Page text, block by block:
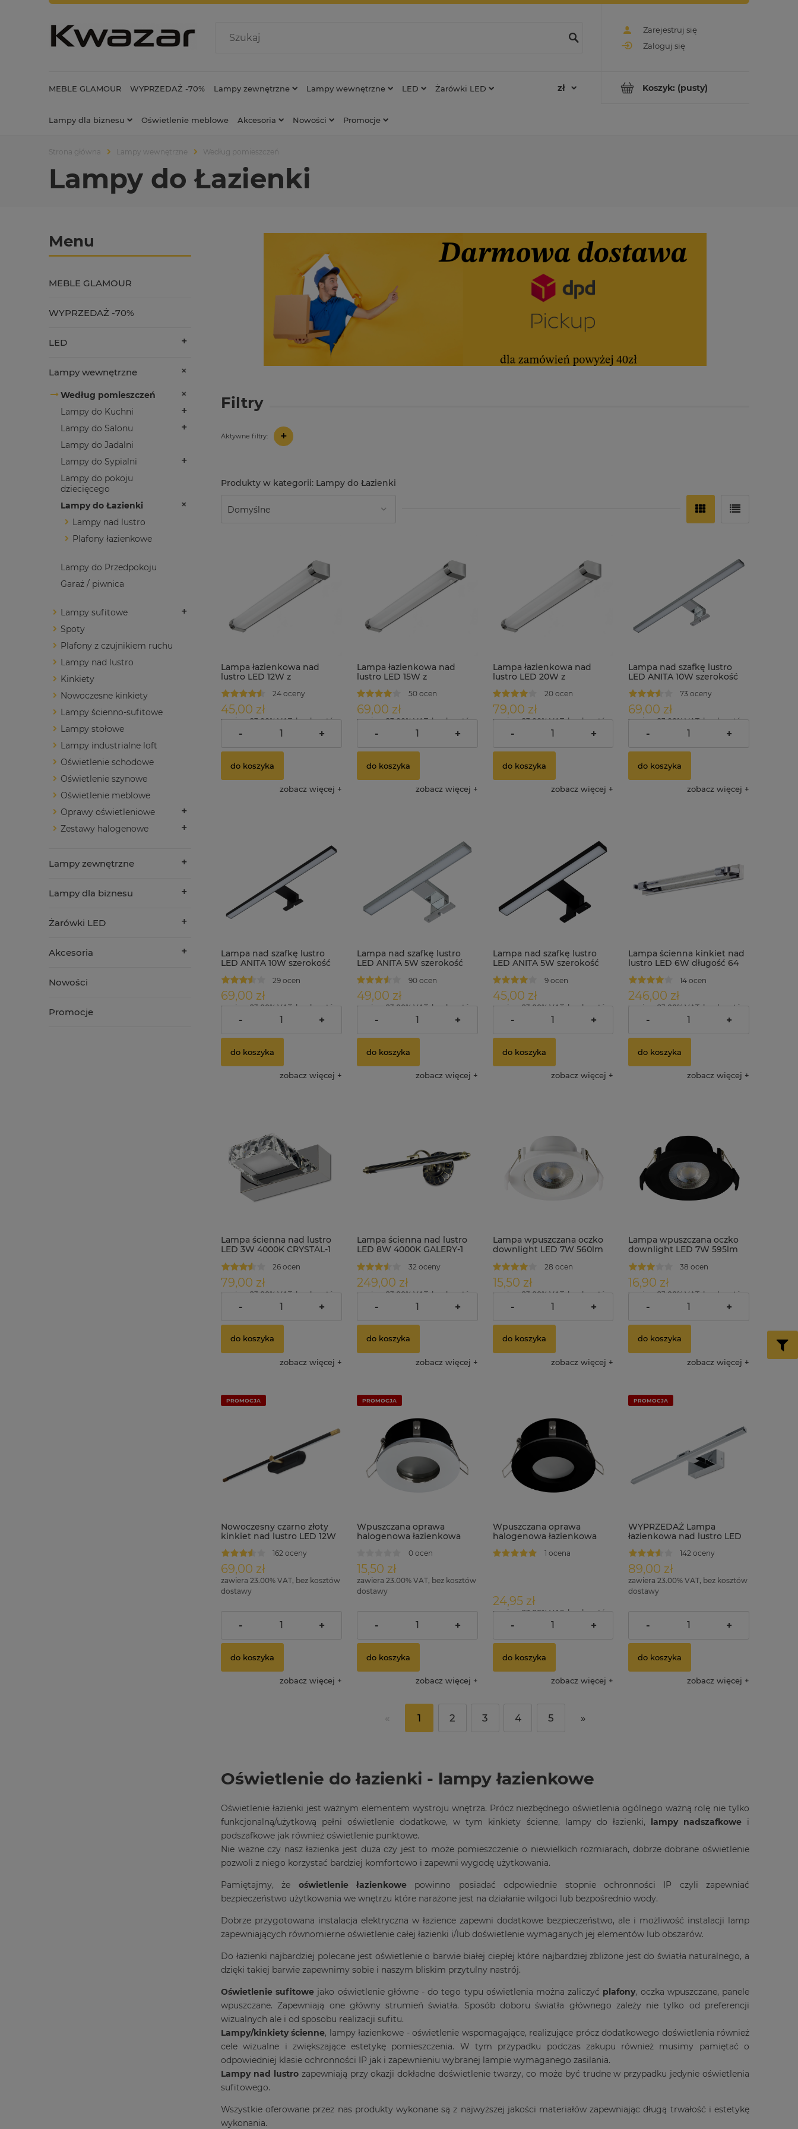
Zarejestruj się
Zaloguj się
Koszyk: (pusty)
MEBLE GLAMOUR WYPRZEDAŻ -70% Lampy zewnętrzne Lampy wewnętrzne LED Żarówki LED
Lampy dla biznesu Oświetlenie meblowe Akcesoria Nowości Promocje
Strona główna Lampy wewnętrzne Według pomieszczeń
Lampy do Łazienki
Menu
MEBLE GLAMOUR
WYPRZEDAŻ -70%
LED
Lampy wewnętrzne
Według pomieszczeń
Lampy do Kuchni
Lampy do Salonu
Lampy do Jadalni
Lampy do Sypialni
Lampy do pokoju
dziecięcego
Lampy do Łazienki
Lampy nad lustro
Plafony łazienkowe
Lampy do Przedpokoju
Garaż / piwnica
Lampy sufitowe
Spoty
Plafony z czujnikiem ruchu
Lampy nad lustro
Kinkiety
Nowoczesne kinkiety
Lampy ścienno-sufitowe
Lampy stołowe
Lampy industrialne loft
Oświetlenie schodowe
Oświetlenie szynowe
Oświetlenie meblowe
Oprawy oświetleniowe
Zestawy halogenowe
Lampy zewnętrzne
Lampy dla biznesu
Żarówki LED
Akcesoria
Nowości
Promocje
Filtry
Aktywne filtry: +
Lampy do Łazienki
Lampa łazienkowa nad
lustro LED 12W z
ULKE
24 oceny
45,00 zł
zawiera 23.00% VAT, bez kosztów
dostawy
- +
do koszyka
zobacz więcej
Lampa łazienkowa nad
lustro LED 15W z
ULKE
50 ocen
69,00 zł
zawiera 23.00% VAT, bez kosztów
dostawy
- +
do koszyka
zobacz więcej
Lampa łazienkowa nad
lustro LED 20W z
20 ocen
79,00 zł
zawiera 23.00% VAT, bez kosztów
dostawy
- +
do koszyka
zobacz więcej
Lampa nad szafkę lustro
LED ANITA 10W szerokość
73 oceny
69,00 zł
zawiera 23.00% VAT, bez kosztów
dostawy
- +
do koszyka
zobacz więcej
Lampa nad szafkę lustro
LED ANITA 10W szerokość
29 ocen
69,00 zł
zawiera 23.00% VAT, bez kosztów
dostawy
- +
do koszyka
zobacz więcej
Lampa nad szafkę lustro
LED ANITA 5W szerokość
90 ocen
49,00 zł
zawiera 23.00% VAT, bez kosztów
dostawy
- +
do koszyka
zobacz więcej
Lampa nad szafkę lustro
LED ANITA 5W szerokość
9 ocen
45,00 zł
zawiera 23.00% VAT, bez kosztów
dostawy
- +
do koszyka
zobacz więcej
Lampa ścienna kinkiet nad
lustro LED 6W długość 64
14 ocen
246,00 zł
zawiera 23.00% VAT, bez kosztów
dostawy
- +
do koszyka
zobacz więcej
Lampa ścienna nad lustro
LED 3W 4000K CRYSTAL-1
26 ocen
79,00 zł
zawiera 23.00% VAT, bez kosztów
- +
do koszyka
zobacz więcej
Lampa ścienna nad lustro
LED 8W 4000K GALERY-1
32 oceny
249,00 zł
zawiera 23.00% VAT, bez kosztów
- +
do koszyka
zobacz więcej
Lampa wpuszczana oczko
downlight LED 7W 560lm
28 ocen
15,50 zł
zawiera 23.00% VAT, bez kosztów
- +
do koszyka
zobacz więcej
Lampa wpuszczana oczko
downlight LED 7W 595lm
38 ocen
16,90 zł
zawiera 23.00% VAT, bez kosztów
- +
do koszyka
zobacz więcej
Nowoczesny czarno złoty
kinkiet nad lustro LED 12W
162 oceny
69,00 zł
zawiera 23.00% VAT, bez kosztów
dostawy
Cena regularna:
Najniższa cena: 129,00 zł
- +
do koszyka
zobacz więcej
PROMOCJA
Wpuszczana oprawa
halogenowa łazienkowa
0 ocen
15,50 zł
zawiera 23.00% VAT, bez kosztów
dostawy
Cena regularna:
Najniższa cena: 24,95 zł
- +
do koszyka
zobacz więcej
PROMOCJA
Wpuszczana oprawa
halogenowa łazienkowa
1 ocena
24,95 zł
zawiera 23.00% VAT, bez kosztów
dostawy
- +
do koszyka
zobacz więcej
WYPRZEDAŻ Lampa
łazienkowa nad lustro LED
IP44 MONI
142 oceny
89,00 zł
zawiera 23.00% VAT, bez kosztów
dostawy
Cena regularna:
Najniższa cena: 149,00 zł
- +
do koszyka
zobacz więcej
PROMOCJA
« 1 2 3 4 5 »
Oświetlenie do łazienki - lampy łazienkowe
Oświetlenie łazienki jest ważnym elementem wystroju wnętrza. Prócz niezbędnego oświetlenia ogólnego ważną rolę nie tylko
funkcjonalną/użytkową pełni oświetlenie dodatkowe, w tym kinkiety ścienne, lampy do łazienki, lampy nadszafkowei
podszafkowe jak również oświetlenie punktowe.
Nie ważne czy nasz łazienka jest duża czy jest to może pomieszczenie o niewielkich rozmiarach, dobrze dobrane oświetlenie
pozwoli z niego korzystać bardziej komfortowo i zapewni wygodę użytkowania.
Pamiętajmy, że oświetlenie łazienkowe powinno posiadać odpowiednie stopnie ochronności IP czyli zapewniać
bezpieczeństwo użytkowania we wnętrzu które narażone jest na działanie wilgoci lub bezpośrednio wody.
Dobrze przygotowana instalacja elektryczna w łazience zapewni dodatkowe bezpieczeństwo, ale i możliwość instalacji lamp
zapewniających równomierne oświetlenie całej łazienki i/lub doświetlenie wymaganych jej elementów lub obszarów.
Do łazienki najbardziej polecane jest oświetlenie o barwie białej ciepłej które najbardziej zbliżone jest do światła naturalnego, a
dzięki takiej barwie zapewnimy sobie i naszym bliskim przytulny nastrój.
Oświetlenie sufitowe jako oświetlenie główne - do tego typu oświetlenia można zaliczyć plafony, oczka wpuszczane, panele
wpuszczane. Zapewniają one główny strumień światła. Sposób doboru światła głównego zależy nie tylko od preferencji
wizualnych ale i od sposobu realizacji sufitu.
Lampy/kinkiety ścienne, lampy łazienkowe - oświetlenie wspomagające, realizujące prócz dodatkowego doświetlenia również
cele wizualne i zwiększające estetykę pomieszczenia. W tym przypadku podczas zakupu również musimy pamiętać o
odpowiedniej klasie ochronności IP jak i zapewnieniu wybranej lampie wymaganego zasilania.
Lampy nad lustrozapewniają przy okazji dokładne doświetlenie twarzy, co może być trudne w przypadku jedynie oświetlenia
sufitowego.
Wszystkie oferowane przez nas produkty wykonane są z najwyższej jakości materiałów zapewniając długą trwałość i estetykę
wykonania.